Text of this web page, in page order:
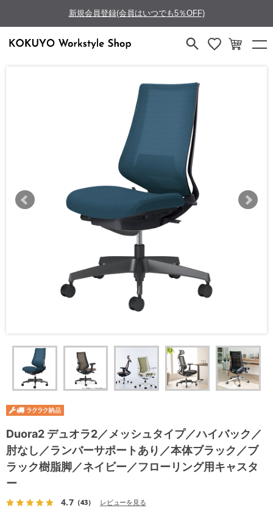
新規会員登録(会員はいつでも5％OFF)
Duora2 デュオラ2／メッシュタイプ／ハイバック／
肘なし／ランバーサポートあり／本体ブラック／ブ
ラック樹脂脚／ネイビー／フローリング用キャスタ
ー
4.7（43） レビューを見る